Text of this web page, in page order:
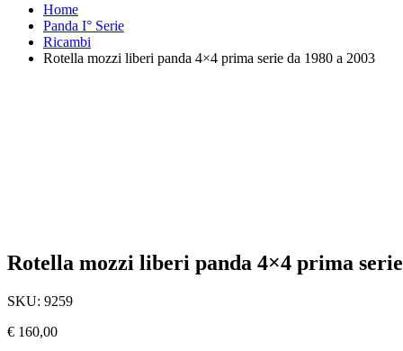
Home
Panda I° Serie
Ricambi
Rotella mozzi liberi panda 4×4 prima serie da 1980 a 2003
Rotella mozzi liberi panda 4×4 prima serie
SKU: 9259
€ 160,00